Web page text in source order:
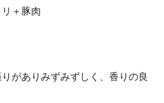
リ＋豚肉
がありみずみずしく、香りの良